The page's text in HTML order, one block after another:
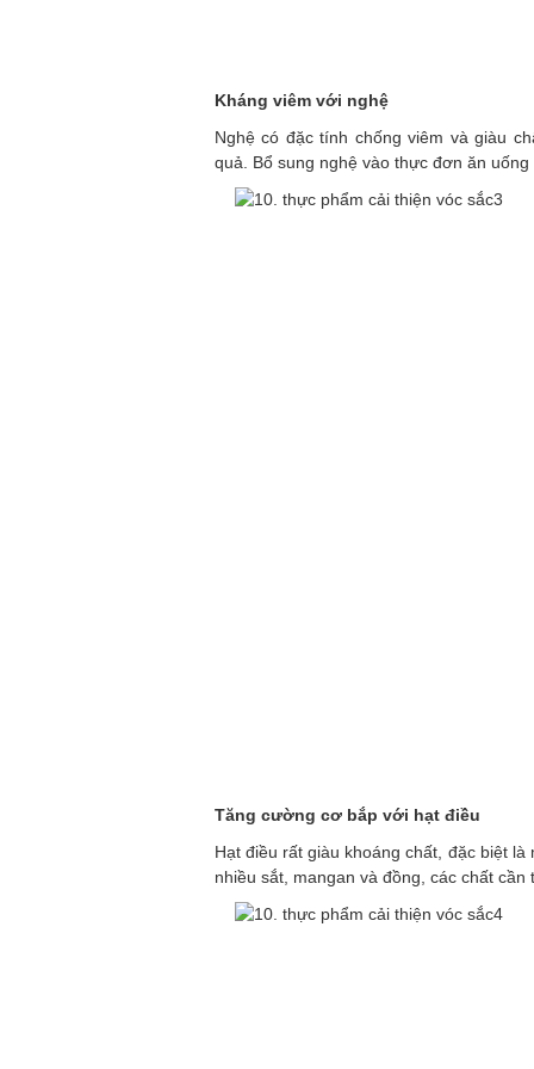
Kháng viêm với nghệ
Nghệ có đặc tính chống viêm và giàu
quả. Bổ sung nghệ vào thực đơn ăn
Tăng cường cơ bắp với hạt điều
Hạt điều rất giàu khoáng chất, đặc biệt
nhiều sắt, mangan và đồng, các chất